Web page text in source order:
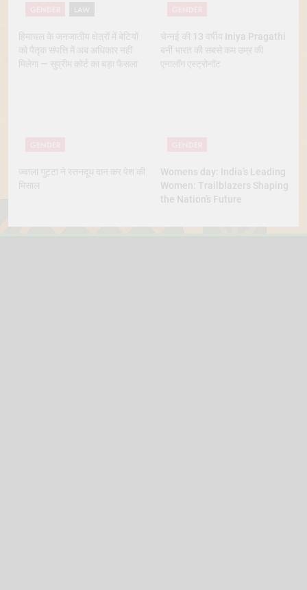
हिमाचल के जनजातीय क्षेत्रों में बेटियों
को पैतृक संपत्ति में अब अधिकार नहीं
मिलेगा — सुप्रीम कोर्ट का बड़ा फैसला
चेन्नई की 13 वर्षीय Iniya Pragathi
बनीं भारत की सबसे कम उम्र की
एनालॉग एस्ट्रोनॉट
ज्वाला गुट्टा ने स्तनदूध दान कर पेश की
मिसाल
Womens day: India’s Leading
Women: Trailblazers Shaping
the Nation’s Future